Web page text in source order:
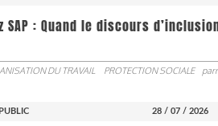
: Quand le discours
DU TRAVAIL PROTECTION SOCIALE
28 / 07 / 2026